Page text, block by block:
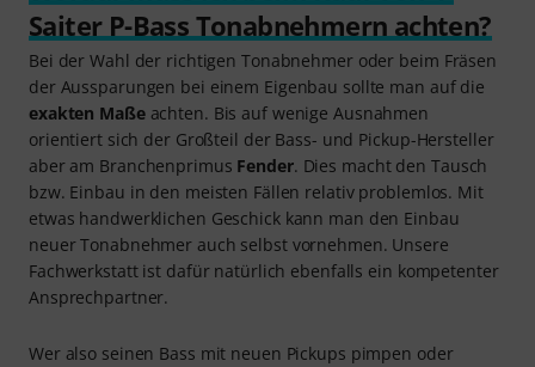
Saiter P-Bass Tonabnehmern achten?
Bei der Wahl der richtigen Tonabnehmer oder beim Fräsen
der Aussparungen bei einem Eigenbau sollte man auf die
exakten Maßeachten. Bis auf wenige Ausnahmen
orientiert sich der Großteil der Bass- und Pickup-Hersteller
aber am Branchenprimus Fender. Dies macht den Tausch
bzw. Einbau in den meisten Fällen relativ problemlos. Mit
etwas handwerklichen Geschick kann man den Einbau
neuer Tonabnehmer auch selbst vornehmen. Unsere
Fachwerkstatt ist dafür natürlich ebenfalls ein kompetenter
Ansprechpartner.
Wer also seinen Bass mit neuen Pickups pimpen oder